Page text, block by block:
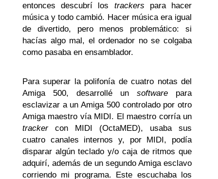
entonces descubrí los trackers para hacer
música y todo cambió. Hacer música era igual
de divertido, pero menos problemático: si
hacías algo mal, el ordenador no se colgaba
como pasaba en ensamblador.
Para superar la polifonía de cuatro notas del
Amiga 500, desarrollé un software para
esclavizar a un Amiga 500 controlado por otro
Amiga maestro vía MIDI. El maestro corría un
trackercon MIDI (OctaMED), usaba sus
cuatro canales internos y, por MIDI, podía
disparar algún teclado y/o caja de ritmos que
adquirí, además de un segundo Amiga esclavo
corriendo mi programa. Este escuchaba los